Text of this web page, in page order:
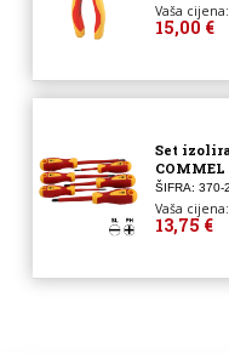
Vaša cijena:
15,00 €
Set
COMMEL
ŠIFRA: 370-
Vaša cijena:
13,75 €